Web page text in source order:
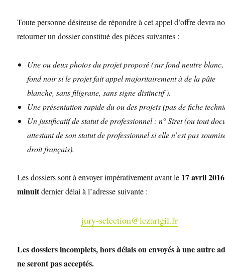
Toute personne désireuse de répondre à cet appel d’offre devra
retourner un dossier constitué des pièces suivantes :
Une ou deux photos du projet proposé (sur fond neutre
fond noir si le projet fait appel majoritairement à de la pâte
blanche, sans filigrane, sans signe distinctif ).
Une présentation rapide du ou desprojets (pas de fiche
Un justificatif de statut de professionnel : n° Siret (ou tout
attestant de son statut de professionnel si elle n’est pas
droit français).
Les dossiers sont à envoyer impérativement avant le 17 avril 2016
minuitdernier délai à l’adresse suivante :
jury-selection@lezartgil.fr
Les dossiers incomplets, hors délais ou envoyés à une autre
ne seront pas acceptés.